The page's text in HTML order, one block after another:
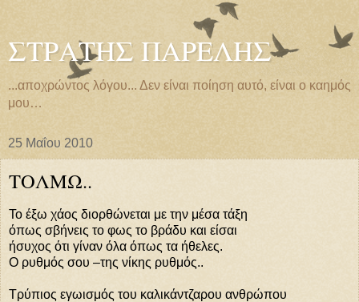
ΣΤΡΑΤΗΣ ΠΑΡΕΛΗΣ
...αποχρώντος λόγου... Δεν είναι ποίηση αυτό, είναι ο καημός
μου…
25 Μαΐου 2010
ΤΟΛΜΩ..
Το έξω χάος διορθώνεται με την μέσα τάξη
όπως σβήνεις το φως το βράδυ και είσαι
ήσυχος ότι γίναν όλα όπως τα ήθελες.
Ο ρυθμός σου –της νίκης ρυθμός..
Τρύπιος εγωισμός του καλικάντζαρου ανθρώπου